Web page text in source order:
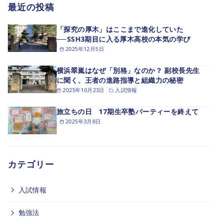
最近の投稿
2025年12月5日
「探究の厚木」はここまで進化していた
──SSH3期目に入る厚木高校の本気の学び
2025年10月23日 入試情報
横浜翠嵐はなぜ「別格」なのか？ 副校長先生
に聞く、王者の進路指導と組織力の秘密
2025年3月8日
旅立ちの日 17期生卒塾パーティーを終えて
カテゴリー
入試情報
勉強法